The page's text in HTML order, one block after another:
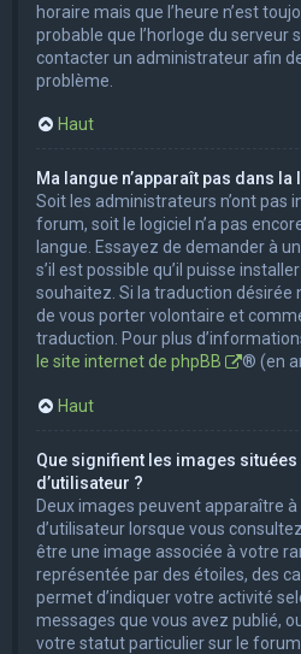
horaire mais que l’heure n’est
probable que l’horloge du serveur
contacter un administrateur afin
problème.
Haut
Ma langue n’apparaît pas dans la
Soit les administrateurs n’ont pas
forum, soit le logiciel n’a pas
langue. Essayez de demander à
s’il est possible qu’il puisse
souhaitez. Si la traduction désirée
de vous porter volontaire et
traduction. Pour plus
le site internet de phpBB
® (en
Haut
Que signifient les images
d’utilisateur ?
Deux images peuvent apparaître
d’utilisateur lorsque vous
être une image associée à votre
représentée par des étoiles, des
permet d’indiquer votre activité
messages que vous avez publié,
votre statut particulier sur le